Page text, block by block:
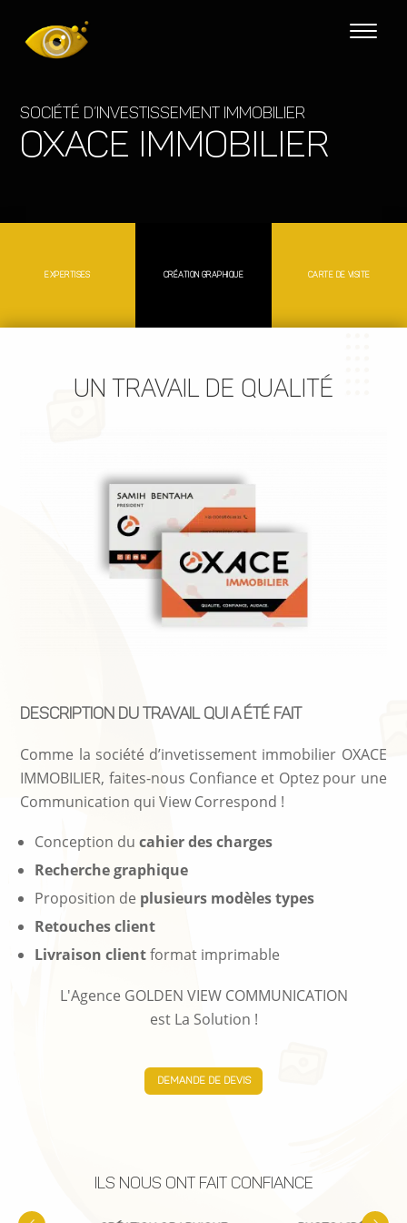
Société d’investissement immobilier
OXACE Immobilier
EXPERTISES CRÉATION GRAPHIQUE CARTE DE VISITE
UN TRAVAIL DE QUALITÉ
description du travail qui a été fait
Comme la société d’invetissement immobilier OXACE
IMMOBILIER, faites-nous Confiance et Optez pour une
Communication qui View Correspond !
Conception ducahier des charges
Recherche graphique
Proposition de plusieurs modèles types
Retouches client
Livraison clientformat imprimable
L'Agence GOLDEN VIEW COMMUNICATION
est La Solution !
demande de devis
ILS NOUS ONT FAIT CONFIANCE